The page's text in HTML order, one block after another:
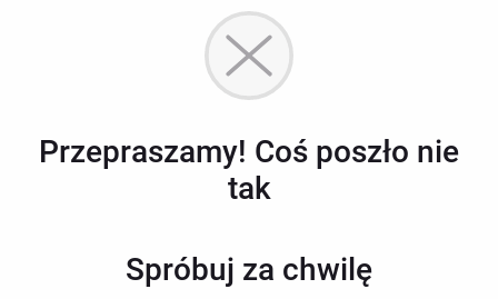
Przepraszamy! Coś poszło nie
tak
Spróbuj za chwilę